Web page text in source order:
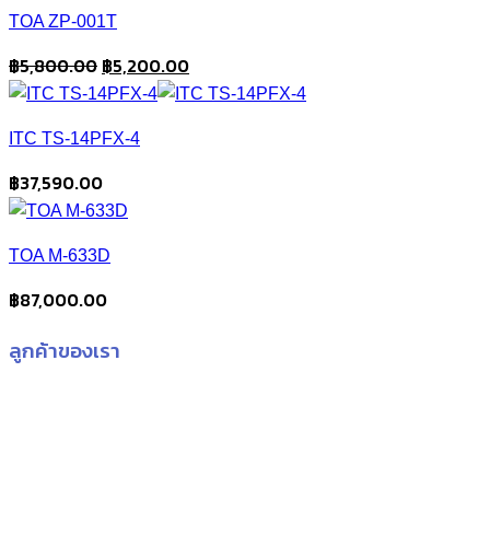
TOA ZP-001T
฿5,800.00 Original
price
฿5,800.00.
฿5,200.00Current
price
ITC TS-14PFX-4
฿37,590.00
TOA M-633D
฿87,000.00
ลูกค้าของเรา